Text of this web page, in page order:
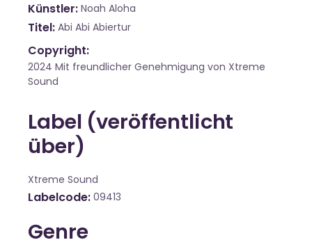
Künstler Noah Aloha
Titel Abi Abi Abiertur
Copyright:
2024 Mit freundlicher Genehmigung von Xtreme
Sound
Label (veröffentlicht
über)
Xtreme Sound
Labelcode 09413
Genre